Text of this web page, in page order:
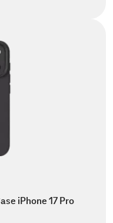
iPhone 17 Pro